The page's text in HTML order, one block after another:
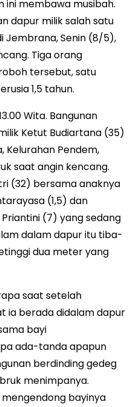
membawa musibah.
dapur milik salah satu
Jembrana, Senin (8/5),
Tiga orang
tersebut, satu
1,5 tahun.
Wita. Bangunan
Ketut Budiartana (35)
Kelurahan Pendem,
saat angin kencang.
(32) bersama anaknya
(1,5) dan
(7) yang sedang
dalam dapur itu tiba-
dua meter yang
saat setelah
ia berada didalam dapur
bayi
ada-tanda apapun
berdinding gedeg
menimpanya.
bayinya